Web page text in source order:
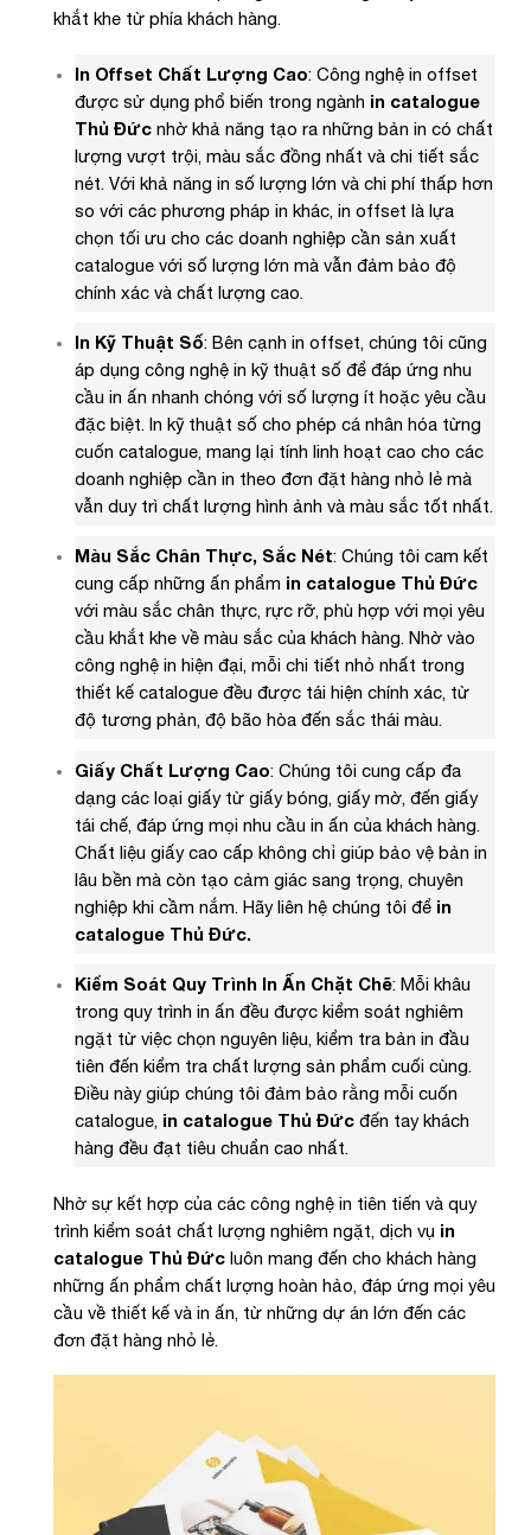
khắt khe từ phía khách hàng.
In Offset Chất Lượng Cao: Công nghệ in offset
được sử dụng phổ biến trong ngành in catalogue
Thủ Đức nhờ khả năng tạo ra những bản in có chất
lượng vượt trội, màu sắc đồng nhất và chi tiết sắc
nét. Với khả năng in số lượng lớn và chi phí thấp hơn
so với các phương pháp in khác, in offset là lựa
chọn tối ưu cho các doanh nghiệp cần sản xuất
catalogue với số lượng lớn mà vẫn đảm bảo độ
chính xác và chất lượng cao.
In Kỹ Thuật Số: Bên cạnh in offset, chúng tôi cũng
áp dụng công nghệ in kỹ thuật số để đáp ứng nhu
cầu in ấn nhanh chóng với số lượng ít hoặc yêu cầu
đặc biệt. In kỹ thuật số cho phép cá nhân hóa từng
cuốn catalogue, mang lại tính linh hoạt cao cho các
doanh nghiệp cần in theo đơn đặt hàng nhỏ lẻ mà
vẫn duy trì chất lượng hình ảnh và màu sắc tốt nhất.
Màu Sắc Chân Thực, Sắc Nét: Chúng tôi cam kết
cung cấp những ấn phẩm in catalogue Thủ Đức
với màu sắc chân thực, rực rỡ, phù hợp với mọi yêu
cầu khắt khe về màu sắc của khách hàng. Nhờ vào
công nghệ in hiện đại, mỗi chi tiết nhỏ nhất trong
thiết kế catalogue đều được tái hiện chính xác, từ
độ tương phản, độ bão hòa đến sắc thái màu.
Giấy Chất Lượng Cao: Chúng tôi cung cấp đa
dạng các loại giấy từ giấy bóng, giấy mờ, đến giấy
tái chế, đáp ứng mọi nhu cầu in ấn của khách hàng.
Chất liệu giấy cao cấp không chỉ giúp bảo vệ bản in
lâu bền mà còn tạo cảm giác sang trọng, chuyên
nghiệp khi cầm nắm. Hãy liên hệ chúng tôi để in
catalogue Thủ Đức.
Kiểm Soát Quy Trình In Ấn Chặt Chẽ: Mỗi khâu
trong quy trình in ấn đều được kiểm soát nghiêm
ngặt từ việc chọn nguyên liệu, kiểm tra bản in đầu
tiên đến kiểm tra chất lượng sản phẩm cuối cùng.
Điều này giúp chúng tôi đảm bảo rằng mỗi cuốn
catalogue, in catalogue Thủ Đức đến tay khách
hàng đều đạt tiêu chuẩn cao nhất.
Nhờ sự kết hợp của các công nghệ in tiên tiến và quy
trình kiểm soát chất lượng nghiêm ngặt, dịch vụ in
catalogue Thủ Đức luôn mang đến cho khách hàng
những ấn phẩm chất lượng hoàn hảo, đáp ứng mọi yêu
cầu về thiết kế và in ấn, từ những dự án lớn đến các
đơn đặt hàng nhỏ lẻ.